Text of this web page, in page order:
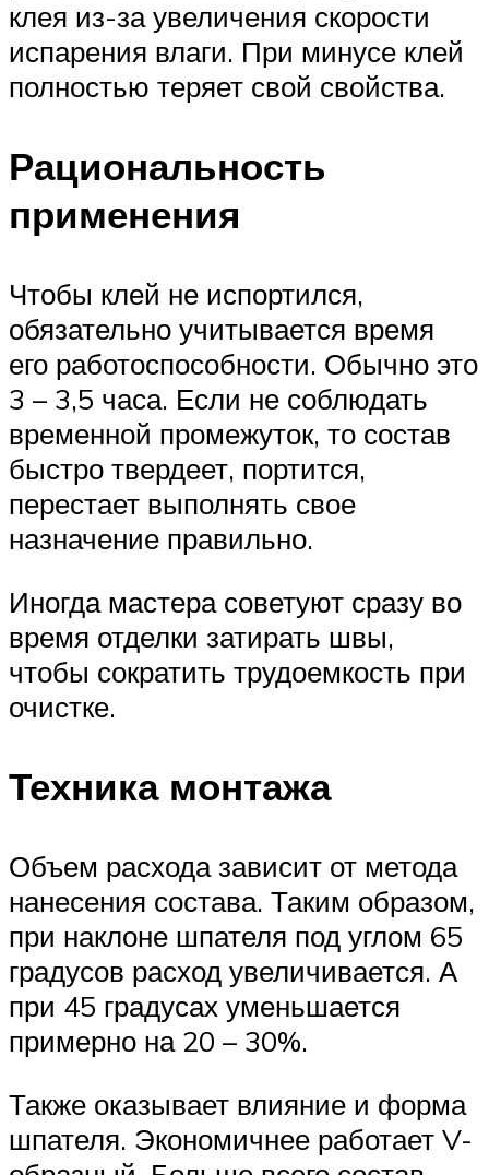
клея из-за увеличения скорости
испарения влаги. При минусе клей
полностью теряет свой свойства.
Рациональность
применения
Чтобы клей не испортился,
обязательно учитывается время
его работоспособности. Обычно это
3 – 3,5 часа. Если не соблюдать
временной промежуток, то состав
быстро твердеет, портится,
перестает выполнять свое
назначение правильно.
Иногда мастера советуют сразу во
время отделки затирать швы,
чтобы сократить трудоемкость при
очистке.
Техника монтажа
Объем расхода зависит от метода
нанесения состава. Таким образом,
при наклоне шпателя под углом 65
градусов расход увеличивается. А
при 45 градусах уменьшается
примерно на 20 – 30%.
Также оказывает влияние и форма
шпателя. Экономичнее работает V-